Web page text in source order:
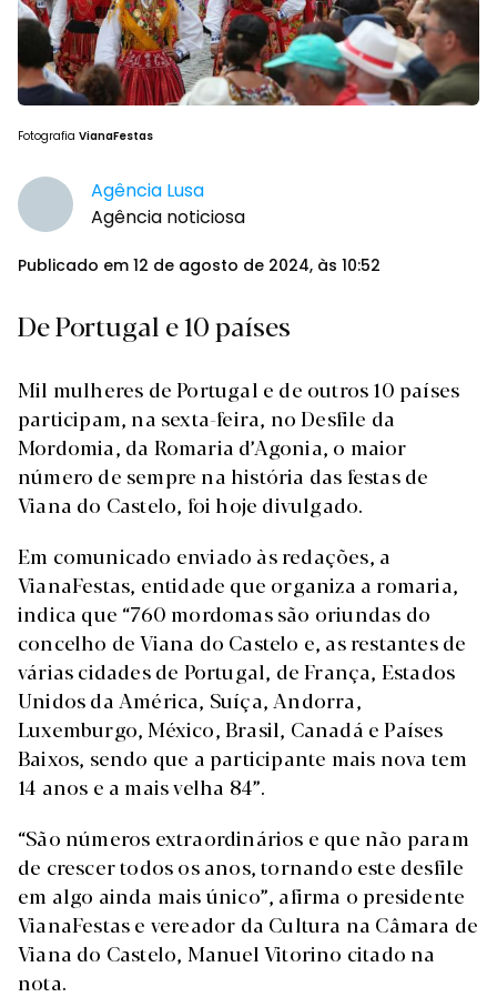
Fotografia VianaFestas
Agência Lusa
Agência noticiosa
Publicado em 12 de agosto de 2024, às 10:52
De Portugal e 10 países
Mil mulheres de Portugal e de outros 10 países
participam, na sexta-feira, no Desfile da
Mordomia, da Romaria d’Agonia, o maior
número de sempre na história das festas de
Viana do Castelo, foi hoje divulgado.
Em comunicado enviado às redações, a
VianaFestas, entidade que organiza a romaria,
indica que “760 mordomas são oriundas do
concelho de Viana do Castelo e, as restantes de
várias cidades de Portugal, de França, Estados
Unidos da América, Suíça, Andorra,
Luxemburgo, México, Brasil, Canadá e Países
Baixos, sendo que a participante mais nova tem
14 anos e a mais velha 84”.
“São números extraordinários e que não param
de crescer todos os anos, tornando este desfile
em algo ainda mais único”, afirma o presidente
VianaFestas e vereador da Cultura na Câmara de
Viana do Castelo, Manuel Vitorino citado na
nota.